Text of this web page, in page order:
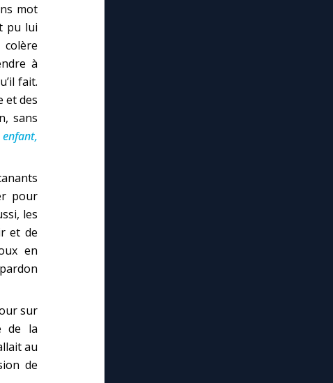
mot
pu lui
à
fait.
et des
sans
pour
les
et de
en
sur
de la
au
de